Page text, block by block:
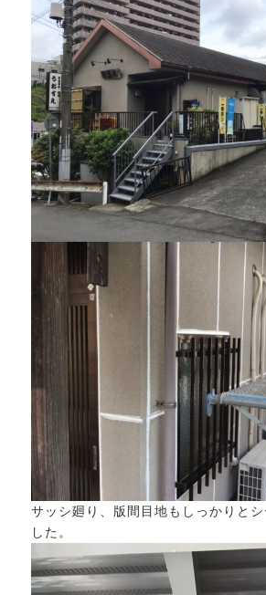
サッシ廻り、版間目地もしっかりと
した。